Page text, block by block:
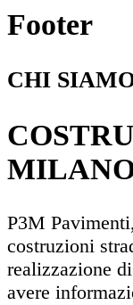
Footer
CHI
P3M
costruzioni
realizzazione
avere